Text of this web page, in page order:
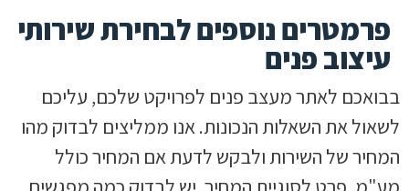
פרמטרים נוספים לבחירת שירותי
עיצוב פנים
בבואכם לאתר מעצב פנים לפרויקט שלכם, עליכם
לשאול את השאלות הנכונות. אנו ממליצים לבדוק מהו
המחיר של השירות ולבקש לדעת אם המחיר כולל